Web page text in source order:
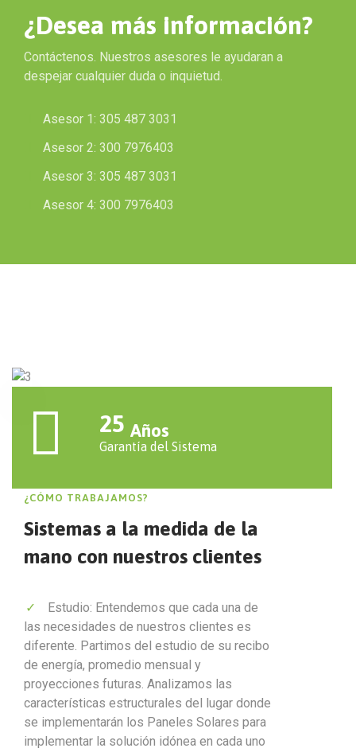
¿Desea más información?
Contáctenos. Nuestros asesores le ayudaran a
despejar cualquier duda o inquietud.
Asesor 1: 305 487 3031
Asesor 2: 300 7976403
Asesor 3: 305 487 3031
Asesor 4: 300 7976403
25 Años
Garantía del Sistema
¿CÓMO TRABAJAMOS?
Sistemas a la medida de la
mano con nuestros clientes
Estudio: Entendemos que cada una de
las necesidades de nuestros clientes es
diferente. Partimos del estudio de su recibo
de energía, promedio mensual y
proyecciones futuras. Analizamos las
características estructurales del lugar donde
se implementarán los Paneles Solares para
implementar la solución idónea en cada uno